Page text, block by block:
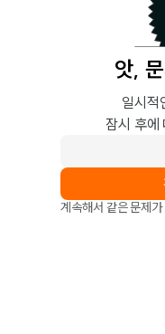
앗,
일시적
잠시 후에
계속해서 같은 문제